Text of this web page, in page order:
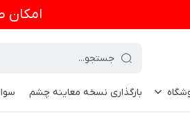
امكان
بارگذاری نسخه معاینه چشم